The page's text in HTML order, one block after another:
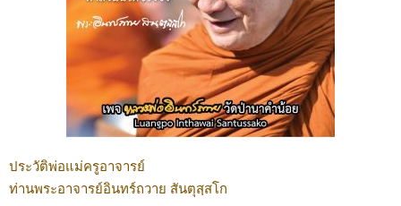
ประวัติพ่อแม่ครูอาจารย์
ท่านพระอาจารย์อินทร์ถวาย สันตุสฺสโก